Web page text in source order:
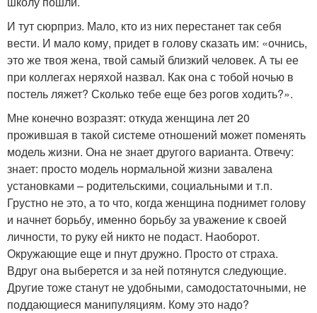
И тут сюрприз. Мало, кто из них перестанет так себя
вести. И мало кому, придет в голову сказать им: «очнись,
это же твоя жена, твой самый близкий человек. А ты ее
при коллегах неряхой назвал. Как она с тобой ночью в
постель ляжет? Сколько тебе еще без рогов ходить?».
Мне конечно возразят: откуда женщина лет 20
прожившая в такой системе отношений может поменять
модель жизни. Она не знает другого варианта. Отвечу:
знает: просто модель нормальной жизни завалена
установками – родительскими, социальными и т.п.
Грустно не это, а то что, когда женщина поднимет голову
и начнет борьбу, именно борьбу за уважение к своей
личности, то руку ей никто не подаст. Наоборот.
Окружающие еще и пнут дружно. Просто от страха.
Вдруг она выберется и за ней потянутся следующие.
Другие тоже станут не удобными, самодостаточными, не
поддающиеся манипуляциям. Кому это надо?